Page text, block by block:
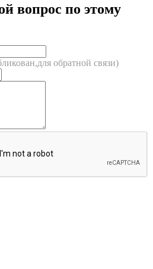
вопрос по этому
обратной связи)